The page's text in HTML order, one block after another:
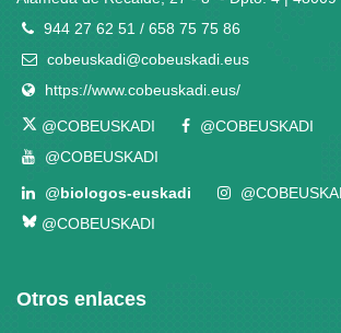
944 27 62 51 / 658 75 75 86
cobeuskadi@cobeuskadi.eus
https://www.cobeuskadi.eus/
@COBEUSKADI
@COBEUSKADI
@COBEUSKADI
@biologos-euskadi
@COBEUSKADI
Otros enlaces